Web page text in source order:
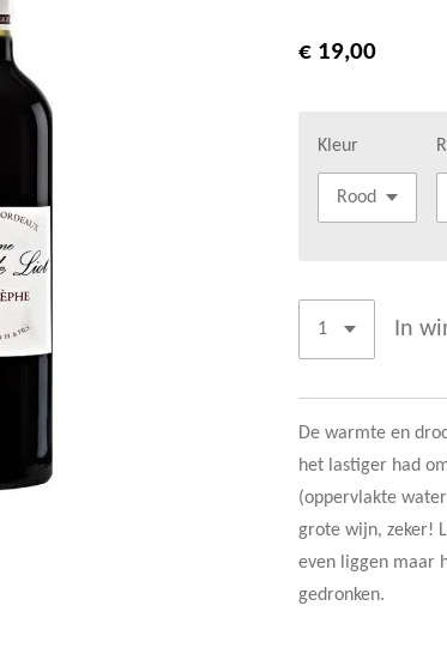
€ 19,00
Kleur
In
De warmte en
het lastiger had
(oppervlakte
grote wijn, zeker!
even liggen maar
gedronken.